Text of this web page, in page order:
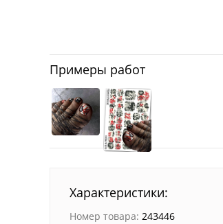
Примеры работ
Характеристики:
Номер товара: 243446